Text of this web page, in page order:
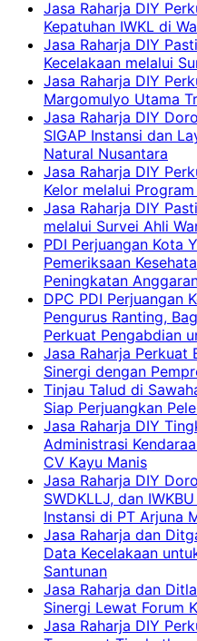
Jasa Raharja DIY
Kepatuhan IWKL di
Jasa Raharja DIY
Kecelakaan melalui
Jasa Raharja DIY
Margomulyo Utama
Jasa Raharja DIY
SIGAP Instansi dan
Natural Nusantara
Jasa Raharja DIY
Kelor melalui
Jasa Raharja DIY
melalui Survei Ahli
PDI Perjuangan Kota
Pemeriksaan
Peningkatan
DPC PDI Perjuangan
Pengurus Ranting,
Perkuat Pengabdian
Jasa Raharja Perkuat
Sinergi dengan
Tinjau Talud di
Siap Perjuangkan
Jasa Raharja DIY
Administrasi
CV Kayu Manis
Jasa Raharja DIY
SWDKLLJ, dan
Instansi di PT Arjuna
Jasa Raharja dan
Data Kecelakaan
Santunan
Jasa Raharja dan
Sinergi Lewat Forum
Jasa Raharja DIY